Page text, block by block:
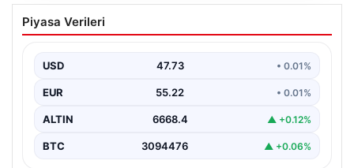
Trabzonspor’da Mohamed Salah
çılgınlığı! 3 günde rekor gelir…
Piyasa Verileri
USD 47.73 • 0.01%
EUR 55.22 • 0.01%
ALTIN 6668.4 ▲ +0.12%
BTC 3094476 ▲ +0.06%